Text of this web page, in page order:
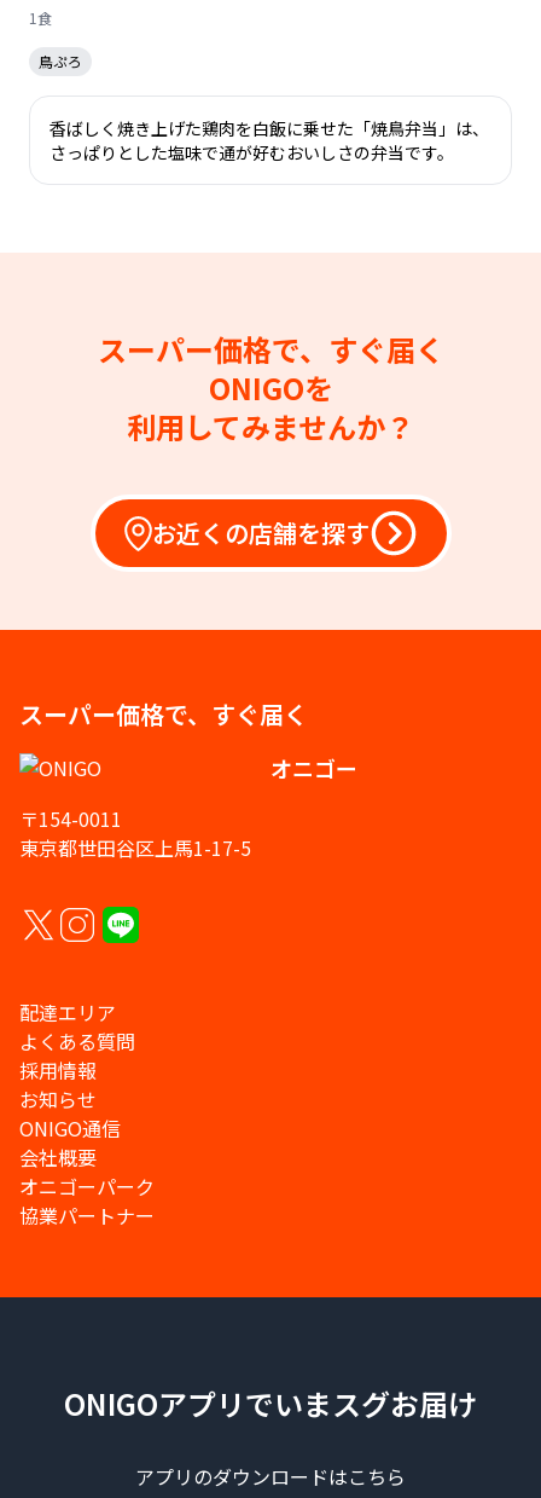
1食
鳥ぷろ
香ばしく焼き上げた鶏肉を白飯に乗せた「焼鳥弁当」は、
さっぱりとした塩味で通が好むおいしさの弁当です。
スーパー価格で、すぐ届く
ONIGOを
利用してみませんか？
お近くの店舗を探す
スーパー価格で、すぐ届く
オニゴー
〒154-0011
東京都世田谷区上馬1-17-5
配達エリア
よくある質問
採用情報
お知らせ
ONIGO通信
会社概要
オニゴーパーク
協業パートナー
ONIGOアプリでいまスグお届け
アプリのダウンロードはこちら